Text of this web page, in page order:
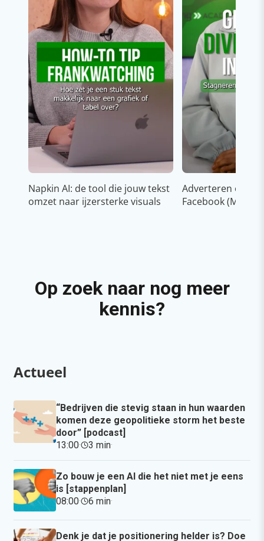
Napkin AI: de tool die jouw tekst
omzet naar ijzersterke visuals
Adverteren op
Facebook (Meta)
Op zoek naar nog meer
kennis?
Actueel
“Bedrijven die stevig staan in hun waarden
komen deze geopolitieke storm het beste
door” [podcast]
13:00· 3 min·
Zo bouw je een AI die het niet met je eens
is [stappenplan]
08:00· 6 min·
Denk je dat je positionering helder is? Doe